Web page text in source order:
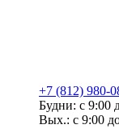
+7 (812) 980-
Будни: с 9:00
Вых.: с 9:00